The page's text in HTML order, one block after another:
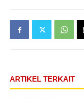
ARTIKEL TERKAIT